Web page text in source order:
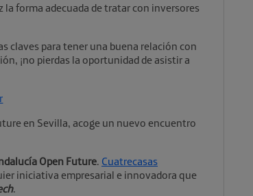
la forma adecuada de tratar con inversores
claves para tener una buena relación con
¡no pierdas la oportunidad de asistir a
en Sevilla, acoge un nuevo encuentro
Open Future. Cuatrecasas
iniciativa empresarial e innovadora que
.